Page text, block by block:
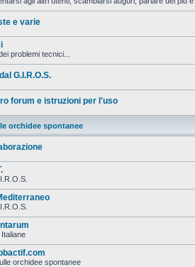
e varie
problemi tecnici...
G.I.R.O.S.
forum e istruzioni per l'uso
orchidee spontanee
orchidee spontanee